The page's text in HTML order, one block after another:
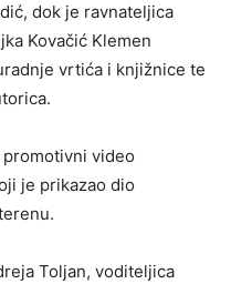
dok je ravnateljica
Kovačić Klemen
vrtića i knjižnice te
video
je prikazao dio
Toljan, voditeljica